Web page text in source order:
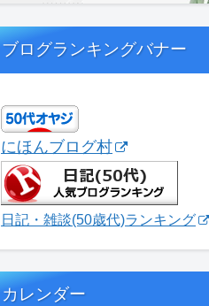
ブログランキングバナー
にほんブログ村
日記・雑談(50歳代)ランキング
カレンダー